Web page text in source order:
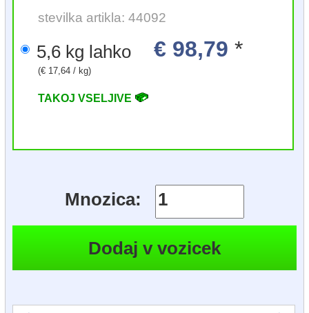
stevilka artikla: 44092
5,6 kg lahko € 98,79 *
(€ 17,64 / kg)
TAKOJ VSELJIVE
Mnozica: